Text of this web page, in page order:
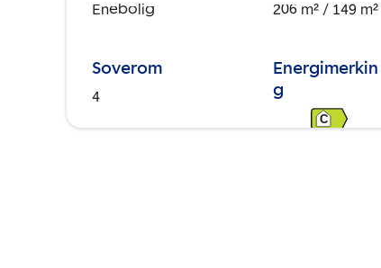
Enebolig 206 m² / 149 m²
Soverom
4
Energimerkin
g
C